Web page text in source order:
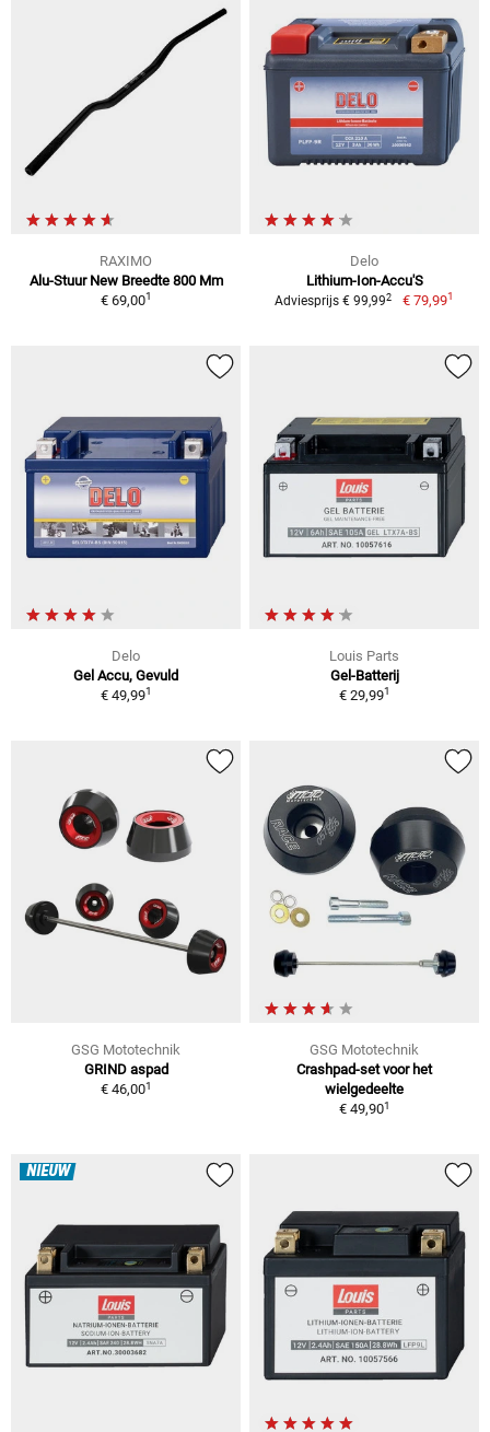
RAXIMO
Alu-Stuur New Breedte 800 Mm
€ 69,001
Delo
Lithium-Ion-Accu'S
Adviesprijs € 99,992 € 79,991
Delo
Gel Accu, Gevuld
€ 49,991
Louis Parts
Gel-Batterij
€ 29,991
GSG Mototechnik
GRIND aspad
€ 46,001
GSG Mototechnik
Crashpad-set voor het
wielgedeelte
€ 49,901
NIEUW